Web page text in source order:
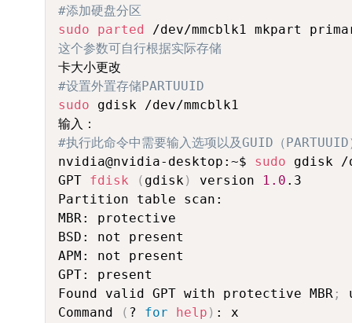
#添加硬盘分区
sudo
parted /dev/mmcblk1 mkpart
这个参数可自行根据实际存储
#设置外置存储PARTUUID
sudo gdisk /dev/mmcblk1
#执行此命令中需要输入选项以及GUID（
nvidia@nvidia-desktop:~$ sudo gdisk /
GPT fdisk ( gdisk) version 1.0 .3
Partition table scan:
MBR: protective
BSD: not present
APM: not present
GPT: present
Found valid GPT with protective MBR;
Command
( ? for help ) : x